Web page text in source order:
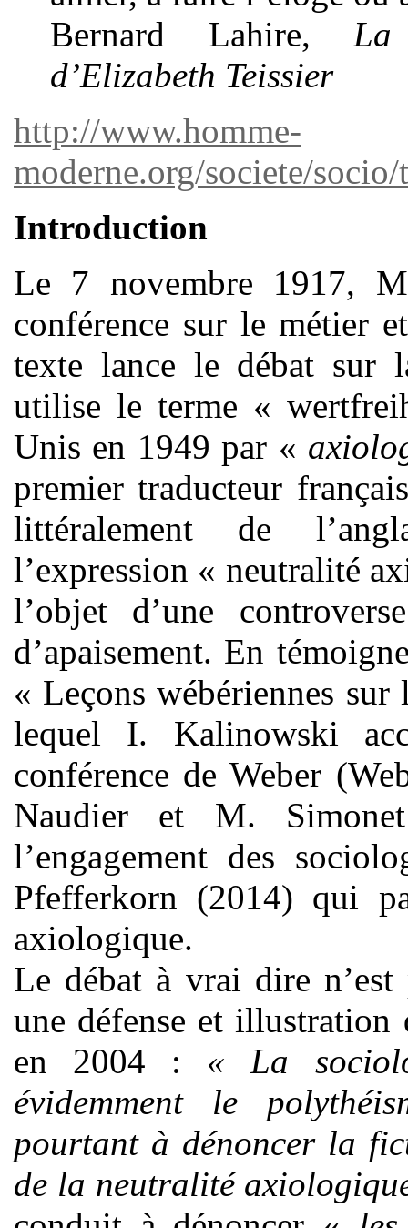
Bernard Lahire,
d’Elizabeth Teissier
http://www.homme-
moderne.org/societe/
Introduction
Le 7 novembre 1917,
conférence sur le métier
texte lance le débat sur
utilise le terme «
Unis en 1949 par «
premier traducteur
littéralement de
l’expression « neutralité
l’objet d’une
d’apaisement. En
« Leçons wébériennes
lequel I. Kalinowski
conférence de Weber
Naudier et M.
l’engagement des
Pfefferkorn (2014) qui
axiologique.
Le débat à vrai dire
une défense et
en 2004 : « La
évidemment le
pourtant à dénoncer la
de la neutralité